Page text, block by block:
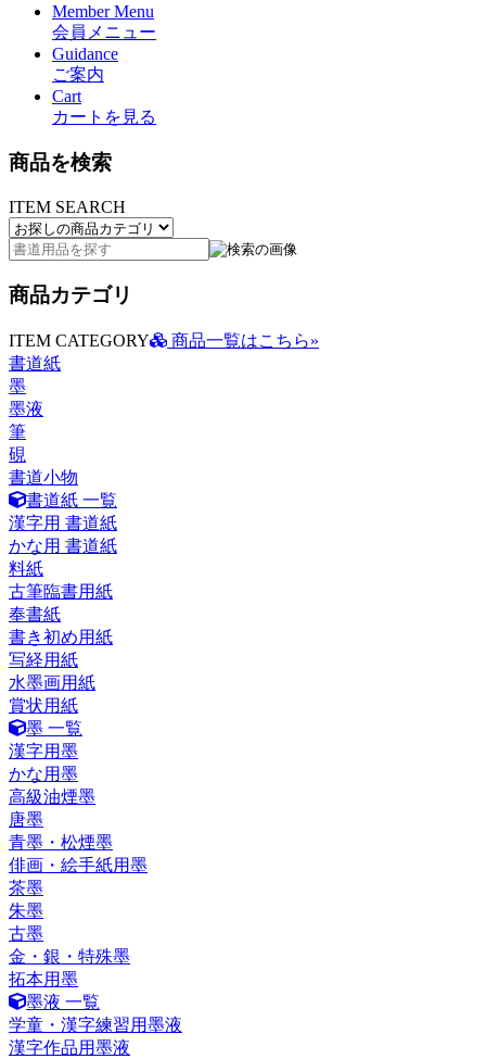
Member Menu
会員メニュー
Guidance
ご案内
Cart
カートを見る
商品を検索
ITEM SEARCH
商品カテゴリ
ITEM CATEGORY
商品一覧はこちら»
書道紙
墨
墨液
筆
硯
書道小物
書道紙 一覧
漢字用 書道紙
かな用 書道紙
料紙
古筆臨書用紙
奉書紙
書き初め用紙
写経用紙
水墨画用紙
賞状用紙
墨 一覧
漢字用墨
かな用墨
高級油煙墨
唐墨
青墨・松煙墨
俳画・絵手紙用墨
茶墨
朱墨
古墨
金・銀・特殊墨
拓本用墨
墨液 一覧
学童・漢字練習用墨液
漢字作品用墨液